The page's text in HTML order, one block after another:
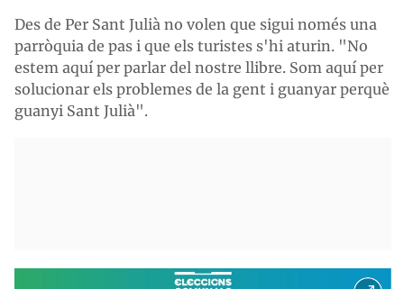
Des de Per Sant Julià no volen que sigui només una
parròquia de pas i que els turistes s'hi aturin. "No
estem aquí per parlar del nostre llibre. Som aquí per
solucionar els problemes de la gent i guanyar perquè
guanyi Sant Julià".